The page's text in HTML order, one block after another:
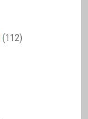
(112)